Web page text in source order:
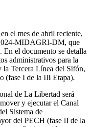
el mes de abril reciente,
MIDAGRI-DM, que
el documento se detalla
administrativos para la
la Tercera Línea del Sifón,
(fase I de la III Etapa).
de La Libertad será
y ejecutar el Canal
Sistema de
del PECH (fase II de la